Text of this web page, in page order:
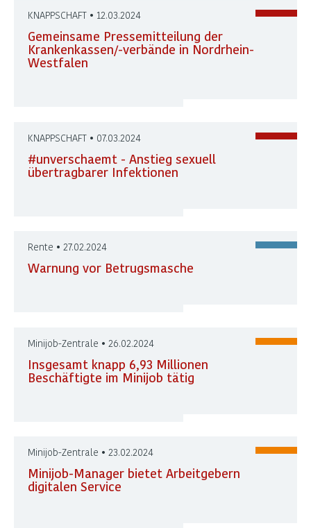
KNAPPSCHAFT • 12.03.2024
Gemeinsame Pressemitteilung der
Krankenkassen/-verbände in Nordrhein-
Westfalen
KNAPPSCHAFT • 07.03.2024
#unverschaemt - Anstieg sexuell
übertragbarer Infektionen
Rente • 27.02.2024
Warnung vor Betrugsmasche
Minijob-Zentrale • 26.02.2024
Insgesamt knapp 6,93 Millionen
Beschäftigte im Minijob tätig
Minijob-Zentrale • 23.02.2024
Minijob-Manager bietet Arbeitgebern
digitalen Service